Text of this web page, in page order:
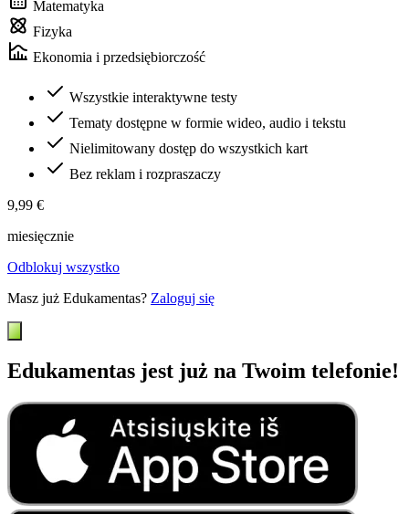
Matematyka
Fizyka
Ekonomia i przedsiębiorczość
Wszystkie interaktywne testy
Tematy dostępne w formie wideo, audio i tekstu
Nielimitowany dostęp do wszystkich kart
Bez reklam i rozpraszaczy
9,99 €
miesięcznie
Odblokuj wszystko
Masz już Edukamentas? Zaloguj się
Edukamentas jest już na Twoim telefonie!